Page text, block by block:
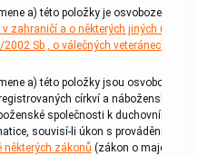
a) této položky je osvobozeno
zahraničí a o některých jiných
Sb., o válečných veteránech
a) této položky jsou osvobozeny
církví a náboženských
společnosti k duchovním,
souvisí-li úkon s prováděním
některých zákonů (zákon o